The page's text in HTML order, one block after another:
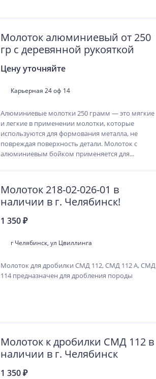
Молоток алюминиевый от 250
гр с деревянной рукояткой
Цену уточняйте
Карьерная 24 оф 14
Алюминиевые молотки 250 грамм — это мягкие
и легкие в применении молотки, которые
используются для формования металла, не
повреждая поверхность детали. Молоток с
алюминиевым бойком применяется для...
Молоток 218-02-026-01 в
наличии в г. Челябинск!
1 350 ₽
г Челябинск, ул Цвиллинга
Молоток для дробилки СМД 112, СМД 112 А, СМД
114 предназначен для дробления породы
Молоток к дробилки СМД 112 в
наличии в г. Челябинск
1 350 ₽